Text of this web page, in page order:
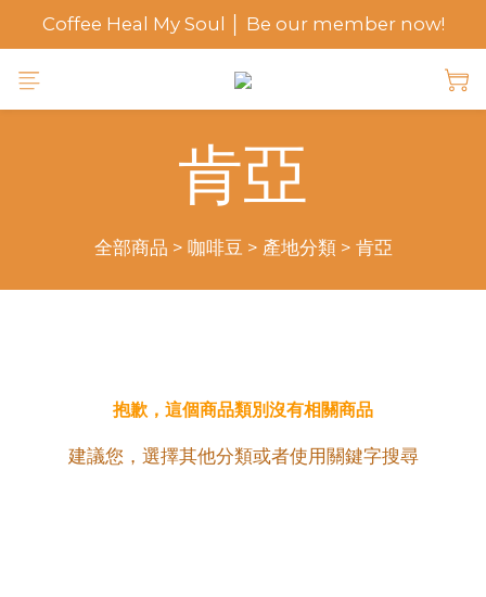
Coffee Heal My Soul │ Be our member now!
肯亞
全部商品 > 咖啡豆 > 產地分類> 肯亞
抱歉，這個商品類別沒有相關商品
建議您，選擇其他分類或者使用關鍵字搜尋